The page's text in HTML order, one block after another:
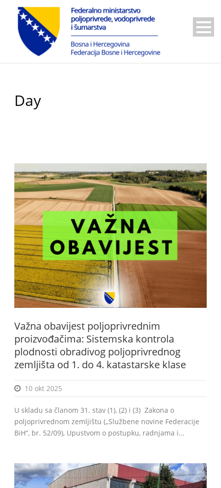
BiH
Day
Važna obavijest poljoprivrednim
proizvođačima: Sistemska kontrola
plodnosti obradivog poljoprivrednog
zemljišta od 1. do 4. katastarske klase
10 okt 2025
U skladu sa članom 31. stav (1), (2) i (3) Zakona o
poljoprivrednom zemljištu („Službene novine Federacije
BiH“, br. 52/09), Upustvom o postupku, radnjama i...